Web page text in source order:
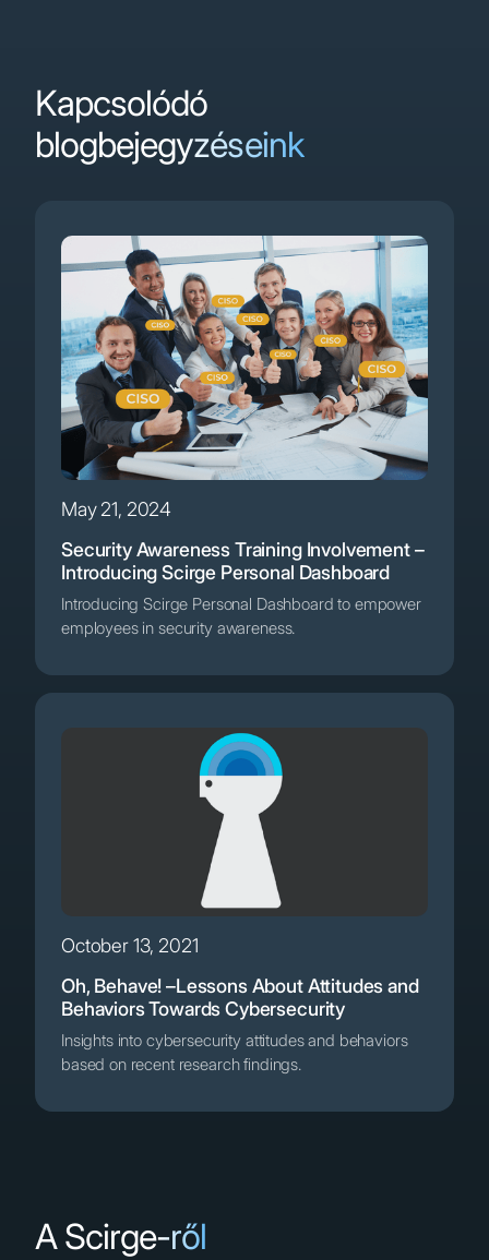
Kapcsolódó
blogbejegyzéseink
May 21, 2024
Security Awareness Training Involvement –
Introducing Scirge Personal Dashboard
Introducing Scirge Personal Dashboard to empower
employees in security awareness.
October 13, 2021
Oh, Behave! –Lessons About Attitudes and
Behaviors Towards Cybersecurity
Insights into cybersecurity attitudes and behaviors
based on recent research findings.
A Scirge-ről